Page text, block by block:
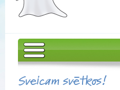
Sveicam svētkos!